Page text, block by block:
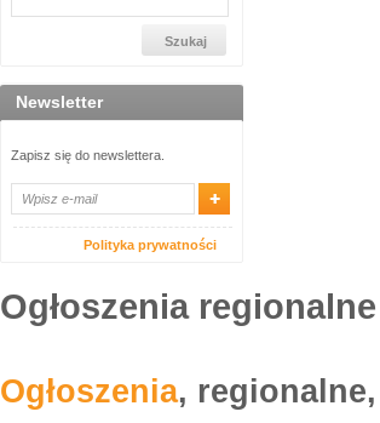
Newsletter
Zapisz się do newslettera.
Polityka prywatności
Ogłoszenia
Ogłoszenia,